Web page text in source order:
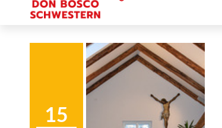
15